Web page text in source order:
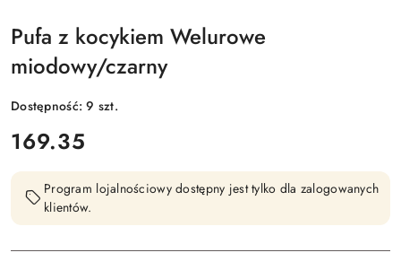
Pufa z kocykiem Welurowe
miodowy/czarny
Dostępność:9 szt.
cena:
169.35
Program lojalnościowy dostępny jest tylko dla zalogowanych
klientów.